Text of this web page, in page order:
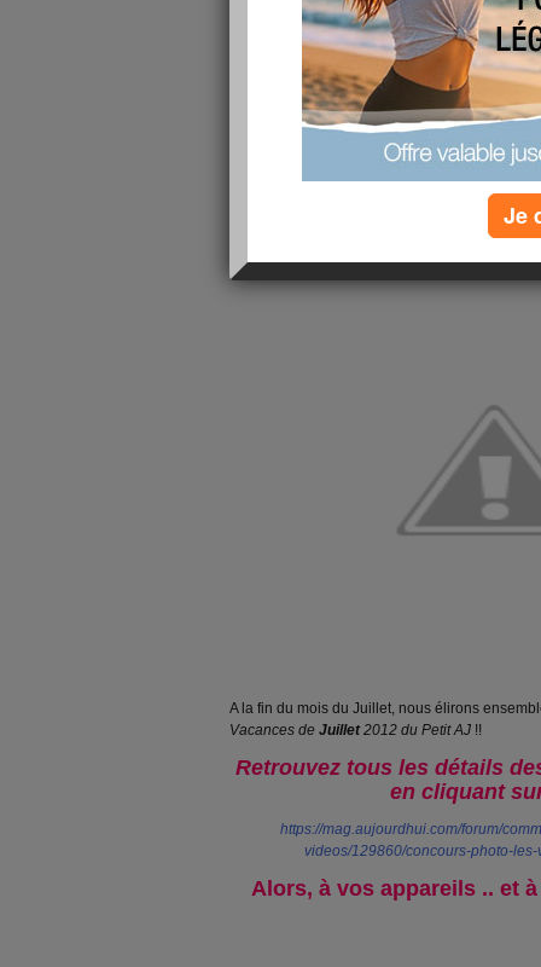
Mais qui est le Petit AJ ??
C'est lui :
Photo des Vacances du Petit AJ
A la fin du mois du Juillet, nous élirons
Vacances de Juillet2012 du Petit AJ !!
Retrouvez tous les détails
en cliquant
https://mag.aujourdhui.com/forum/
videos/129860/concours-photo-
Alors, à vos appareils .. et
Je